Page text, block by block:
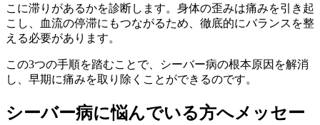
こに滞りがあるかを診断します。身体の歪みは痛みを引き起
こし、血流の停滞にもつながるため、徹底的にバランスを整
える必要があります。
この3つの手順を踏むことで、シーバー病の根本原因を解消
し、早期に痛みを取り除くことができるのです。
シーバー病に悩んでいる方へメッセー